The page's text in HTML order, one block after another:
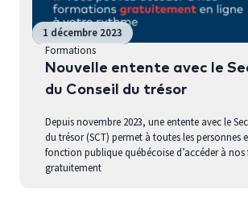
1 décembre 2023
Formations
Nouvelle entente avec le
du Conseil du trésor
Depuis novembre 2023, une entente avec le
du trésor (SCT) permet à toutes les personnes
fonction publique québécoise d’accéder à
gratuitement